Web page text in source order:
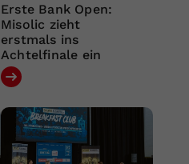
Erste Bank Open:
Misolic zieht
erstmals ins
Achtelfinale ein